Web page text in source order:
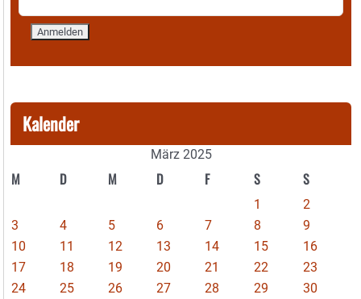
Kalender
März 2025
M D M D F S S
1
2
3
4 5 6 7 8
9
10
11 12 13 14 15
16
17
18 19 20 21 22
23
24
25 26 27 28 29
30